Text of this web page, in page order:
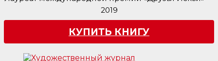
2019
КУПИТЬ КНИГУ